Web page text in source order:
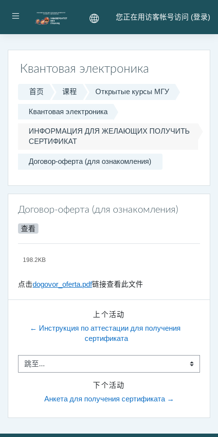
停靠面板 您正在用访客帐号访问 (登录)
Квантовая электроника
首页 课程 Открытые курсы МГУ
Квантовая электроника
ИНФОРМАЦИЯ ДЛЯ ЖЕЛАЮЩИХ ПОЛУЧИТЬ
СЕРТИФИКАТ
Договор-оферта (для ознакомления)
Договор-оферта (для ознакомления)
查看
198.2KB
点击dogovor_oferta.pdf链接查看此文件
上个活动
← Инструкция по аттестации для получения
сертификата
跳至...
下个活动
Анкета для получения сертификата →